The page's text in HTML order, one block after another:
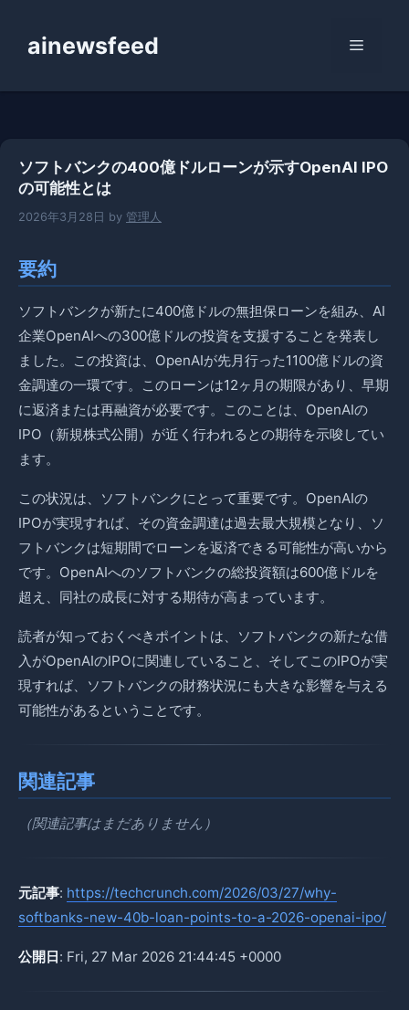
ainewsfeed メ
ソフトバンクの400億ドルローンが示すOpenAI IPO
の可能性とは
2026年3月28日 by 管理人
要約
ソフトバンクが新たに400億ドルの無担保ローンを組み、AI
企業OpenAIへの300億ドルの投資を支援することを発表し
ました。この投資は、OpenAIが先月行った1100億ドルの資
金調達の一環です。このローンは12ヶ月の期限があり、早期
に返済または再融資が必要です。このことは、OpenAIの
IPO（新規株式公開）が近く行われるとの期待を示唆してい
ます。
この状況は、ソフトバンクにとって重要です。OpenAIの
IPOが実現すれば、その資金調達は過去最大規模となり、ソ
フトバンクは短期間でローンを返済できる可能性が高いから
です。OpenAIへのソフトバンクの総投資額は600億ドルを
超え、同社の成長に対する期待が高まっています。
読者が知っておくべきポイントは、ソフトバンクの新たな借
入がOpenAIのIPOに関連していること、そしてこのIPOが実
現すれば、ソフトバンクの財務状況にも大きな影響を与える
可能性があるということです。
関連記事
（関連記事はまだありません）
元記事: https://techcrunch.com/2026/03/27/why-
softbanks-new-40b-loan-points-to-a-2026-openai-ipo/
公開日: Fri, 27 Mar 2026 21:44:45 +0000